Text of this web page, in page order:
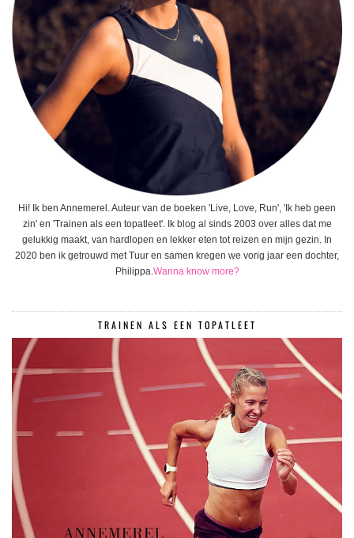
Hi! Ik ben Annemerel. Auteur van de boeken 'Live, Love, Run', 'Ik heb geen
zin' en 'Trainen als een topatleet'. Ik blog al sinds 2003 over alles dat me
gelukkig maakt, van hardlopen en lekker eten tot reizen en mijn gezin. In
2020 ben ik getrouwd met Tuur en samen kregen we vorig jaar een dochter,
Philippa.Wanna know more?
TRAINEN ALS EEN TOPATLEET